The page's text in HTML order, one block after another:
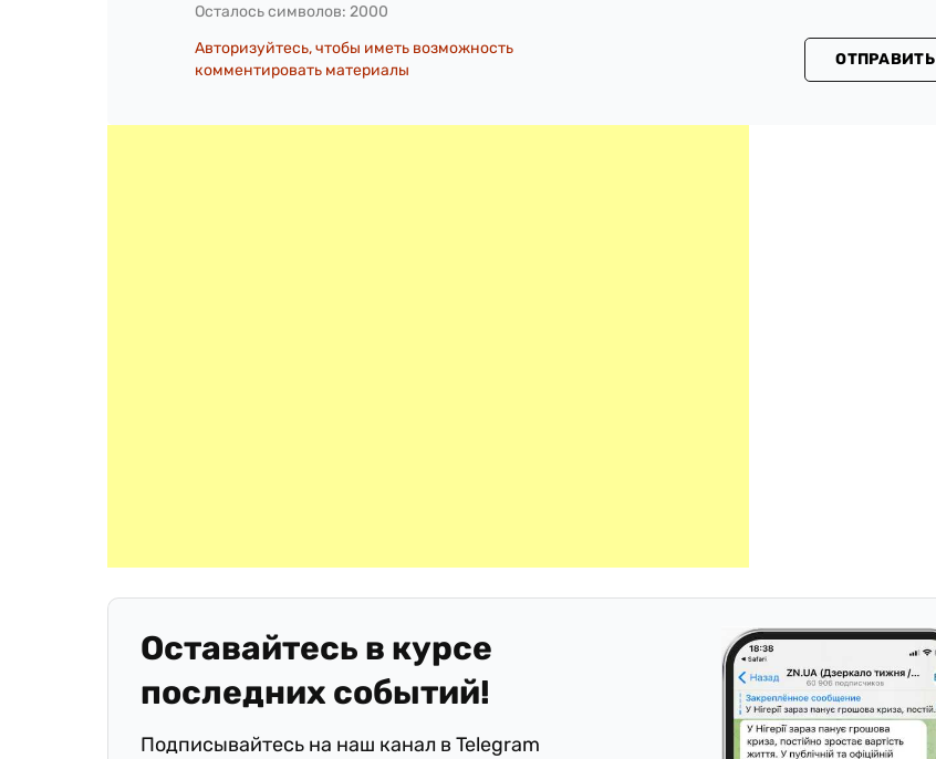
Осталось символов: 2000
Авторизуйтесь, чтобы иметь возможность
комментировать материалы
ОТПРАВИТЬ
Оставайтесь в курсе
последних событий!
Подписывайтесь на наш канал в Telegram